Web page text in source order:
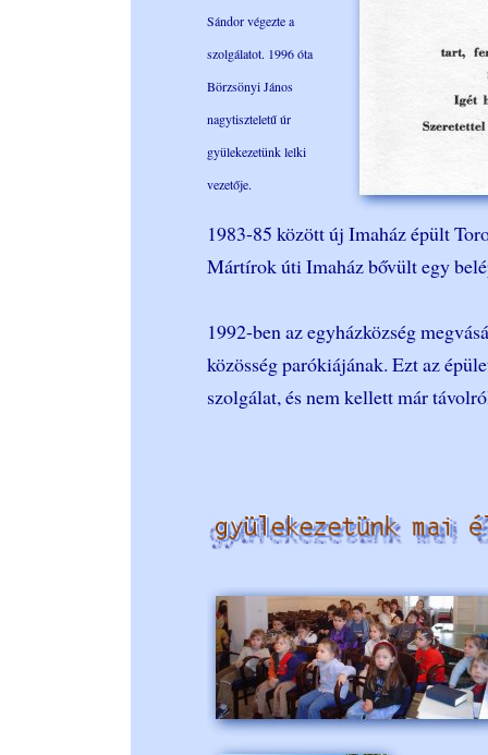
Sándor végezte a
szolgálatot. 1996 óta
Börzsönyi János
nagytiszteletű úr
gyülekezetünk lelki
vezetője.
1983-85 között új Imaház épült
Mártírok úti Imaház bővült egy
1992-ben az egyházközség
közösség parókiájának. Ezt az
szolgálat, és nem kellett már